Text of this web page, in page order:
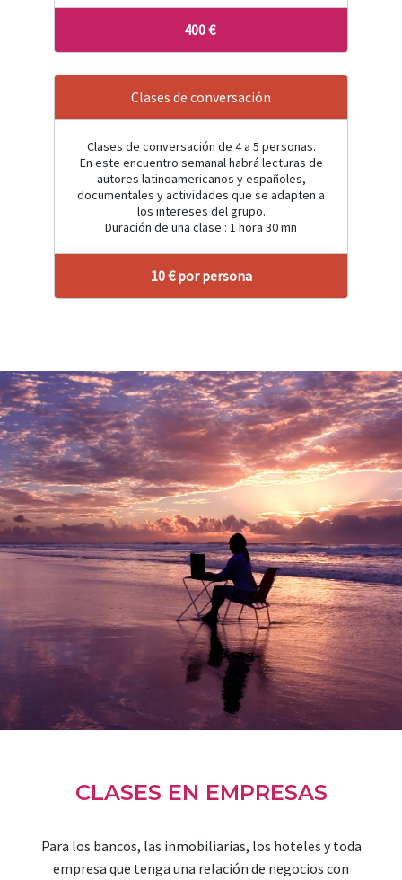
400 €
Clases de conversación
Clases de conversación de 4 a 5 personas.
En este encuentro semanal habrá lecturas de
autores latinoamericanos y españoles,
documentales y actividades que se adapten a
los intereses del grupo.
Duración de una clase : 1 hora 30 mn
10 € por persona
CLASES EN EMPRESAS
Para los bancos, las inmobiliarias, los hoteles y toda
empresa que tenga una relación de negocios con